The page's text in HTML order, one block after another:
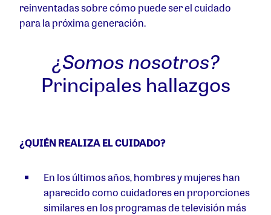
reinventadas sobre cómo puede ser el cuidado
para la próxima generación.
¿Somos nosotros?
Principales hallazgos
¿QUIÉN REALIZA EL CUIDADO?
En los últimos años, hombres y mujeres han
aparecido como cuidadores en proporciones
similares en los programas de televisión más